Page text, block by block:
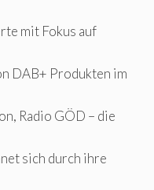
mit Fokus auf
DAB+ Produkten im
Radio GÖD – die
sich durch ihre